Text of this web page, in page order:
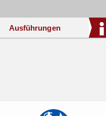
Ausführungen